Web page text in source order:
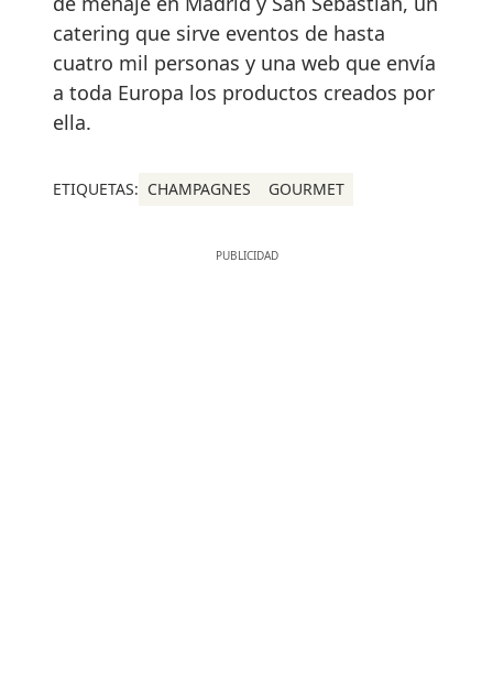
catering que sirve eventos de hasta
cuatro mil personas y una web que envía
a toda Europa los productos creados por
ella.
ETIQUETAS: CHAMPAGNES GOURMET